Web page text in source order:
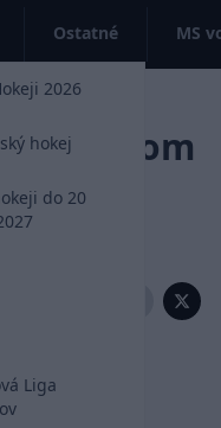
2026
hokej
do 20
Liga
Ostatné MS
- STVR
Žiliny.
však v